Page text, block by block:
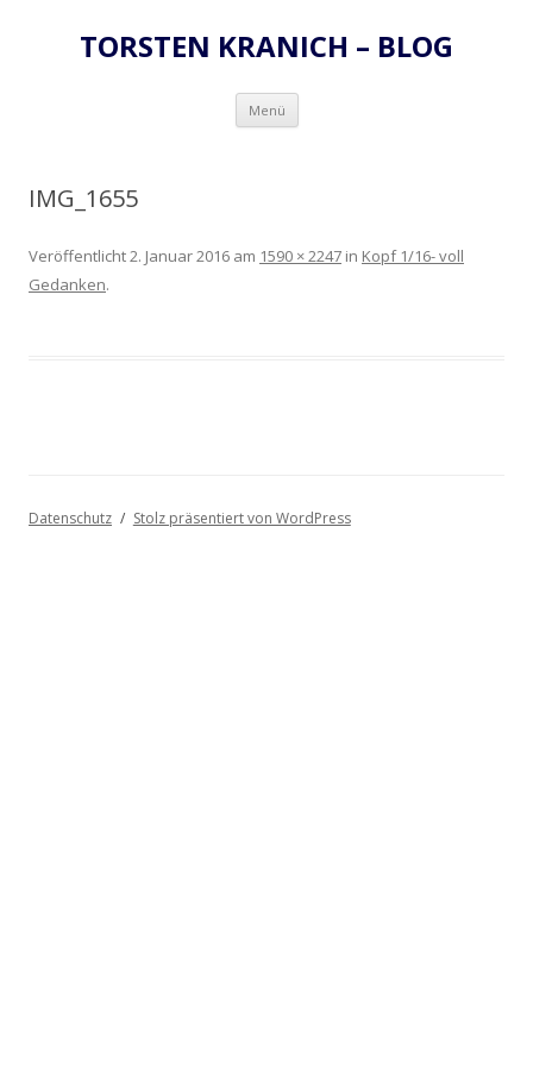
TORSTEN KRANICH – BLOG
Menü Zum
springen
IMG_1655
Veröffentlicht2. Januar 2016 am 1590 × 2247 in Kopf 1/16- voll
Gedanken.
Datenschutz Stolz präsentiert von WordPress